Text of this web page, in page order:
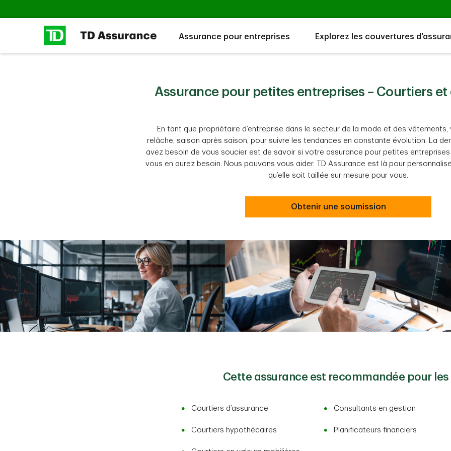
Assurance pour entreprises Explorez les couvertures
Assurance pour petites entreprises – Courtiers
En tant que propriétaire d’entreprise dans le secteur de la mode et des
relâche, saison après saison, pour suivre les tendances en constante évolution. La
avez besoin de vous soucier est de savoir si votre assurance pour petites
vous en aurez besoin. Nous pouvons vous aider. TD Assurance est là pour
qu’elle soit taillée sur mesure pour vous.
Obtenir une soumission
Cette assurance est recommandée pour les
Courtiers d’assurance
Courtiers hypothécaires
Consultants en gestion
Planificateurs financiers